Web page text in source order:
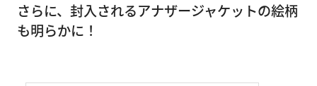
さらに、封入されるアナザージャケットの絵柄
も明らかに！